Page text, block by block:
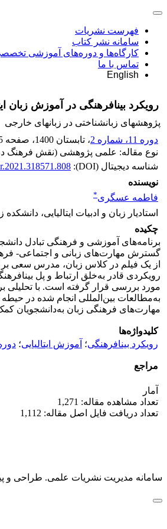
فهرست نشریات
سامانه نشر کتاب
کارگاه‌ها و دوره‌های آموزشی
تماس با ما
English
رویکرد بینافرهنگی در آموزش زبان
پژوهشهای زبانشناختی در زبانهای خارجی
دوره 11، شماره 2
، تابستان 1400 ، صفحه
نوع مقاله: علمی پژوهشی (نقش فرهنگ در
شناسه دیجیتال (DOI):
نویسنده
فاطمه عسگری*
استادیار زبان و ادبیات ایتالیایی،
چکیده
برنامه‌های آموزشی و فرهنگی تبادل
گسترش مهارت‌های زبانی و اجتماعی-
از یک فیلم در کلاس زبان، مدرس سعی بر
رویکردی قادر به‌خلق ارتباط و پل
مورد بررسی قرار گرفته است. با تحلیلی
به‌مطالعات بین‌المللی انجام شده در
مهارت‌های فرهنگی زبان به‌دانشجویان
کلیدواژه‌ها
رویکرد بینافرهنگی؛ آموزش ایتالیایی؛
مراجع
آمار
تعداد مشاهده مقاله: 1,271
تعداد دریافت فایل اصل مقاله: 1,112
سامانه مدیریت نشریات علمی. طراحی و